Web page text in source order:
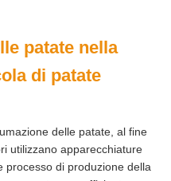
patate nella
di patate
delle patate, al fine
utilizzano apparecchiature
processo di produzione della